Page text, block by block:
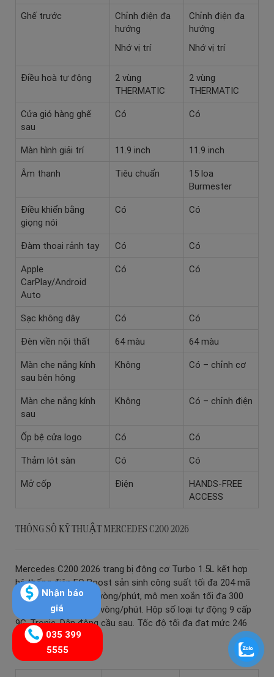
Ghế trước
Chỉnh điện đa
hướng
Nhớ vị trí
Chỉnh điện đa
hướng
Nhớ vị trí
Điều hoà tự động
2 vùng
THERMATIC
2 vùng
THERMATIC
Cửa gió hàng ghế
sau
Có Có
Màn hình giải trí 11.9 inch
11.9 inch
Âm thanh
Tiêu chuẩn
15 loa
Burmester
Điều khiển bằng
giọng nói
Có Có
Đàm thoại rảnh tay Có
Có
Apple
CarPlay/Android
Auto
Có Có
Sạc không dây Có
Có
Đèn viền nội thất
64 màu
64 màu
Màn che nắng kính
sau bên hông
Không Có – chỉnh cơ
Màn che nắng kính
sau
Không Có – chỉnh điện
Ốp bệ cửa logo Có
Có
Thảm lót sàn
Có
Có
Mở cốp
Điện
HANDS-FREE
ACCESS
THÔNG SỐ KỸ THUẬT MERCEDES C200 2026
Mercedes C200 2026 trang bị động cơ Turbo 1.5L kết hợp
hệ thống điện EQ Boost sản sinh công suất tối đa 204 mã
lực tại 5.800 – 6.100 vòng/phút, mô men xoắn tối đa 300
Nm tại 1.800 – 4.000 vòng/phút. Hộp số loại tự động 9 cấp
9G-Tronic. Dẫn động cầu sau. Tốc độ tối đa đạt mức 246
km/h.
Nhận báo
giá
035 399
5555